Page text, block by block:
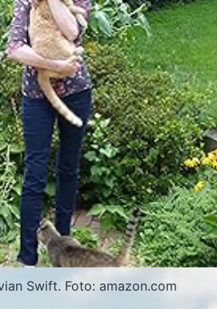
Swift. Foto: amazon.com